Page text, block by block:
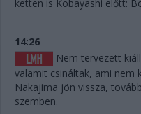
ketten is Kobayashi előtt:
14:26
Nem tervezett
valamit csináltak, ami nem
Nakajima jön vissza,
szemben.